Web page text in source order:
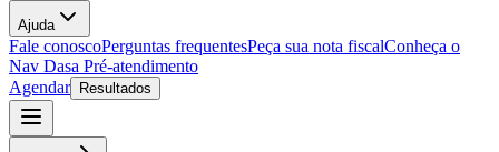
Ajuda
Fale conoscoPerguntas frequentesPeça sua nota fiscalConheça o
Nav Dasa Pré-atendimento
Agendar
Resultados